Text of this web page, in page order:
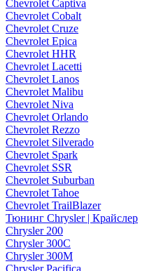
Chevrolet Captiva
Chevrolet Cobalt
Chevrolet Cruze
Chevrolet Epica
Chevrolet HHR
Chevrolet Lacetti
Chevrolet Lanos
Chevrolet Malibu
Chevrolet Niva
Chevrolet Orlando
Chevrolet Rezzo
Chevrolet Silverado
Chevrolet Spark
Chevrolet SSR
Chevrolet Suburban
Chevrolet Tahoe
Chevrolet TrailBlazer
Тюнинг Chrysler | Крайслер
Chrysler 200
Chrysler 300C
Chrysler 300M
Chrysler Pacifica